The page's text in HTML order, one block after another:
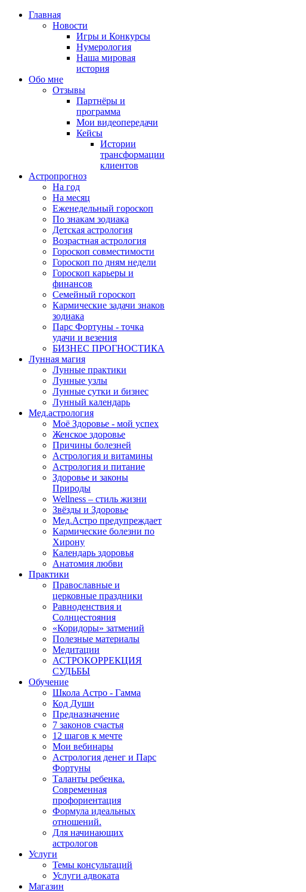
Главная
Новости
Игры и Конкурсы
Нумерология
Наша мировая
история
Обо мне
Отзывы
Партнёры и
программа
Мои видеопередачи
Кейсы
Истории
трансформации
клиентов
Астропрогноз
На год
На месяц
Еженедельный гороскоп
По знакам зодиака
Детская астрология
Возрастная астрология
Гороскоп совместимости
Гороскоп по дням недели
Гороскоп карьеры и
финансов
Семейный гороскоп
Кармические задачи знаков
зодиака
Парс Фортуны - точка
удачи и везения
БИЗНЕС ПРОГНОСТИКА
Лунная магия
Лунные практики
Лунные узлы
Лунные сутки и бизнес
Лунный календарь
Мед.астрология
Моё Здоровье - мой успех
Женское здоровье
Причины болезней
Астрология и витамины
Астрология и питание
Здоровье и законы
Природы
Wellness – стиль жизни
Звёзды и Здоровье
Мед.Астро предупреждает
Кармические болезни по
Хирону
Календарь здоровья
Анатомия любви
Практики
Православные и
церковные праздники
Равноденствия и
Солнцестояния
«Коридоры» затмений
Полезные материалы
Медитации
АСТРОКОРРЕКЦИЯ
СУДЬБЫ
Обучение
Школа Астро - Гамма
Код Души
Предназначение
7 законов счастья
12 шагов к мечте
Мои вебинары
Астрология денег и Парс
Фортуны
Таланты ребенка.
Современная
профориентация
Формула идеальных
отношений.
Для начинающих
астрологов
Услуги
Темы консультаций
Услуги адвоката
Магазин